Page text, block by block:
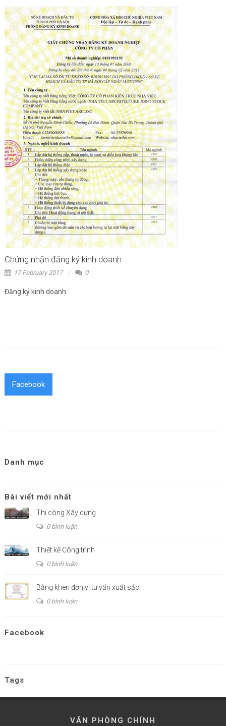
Chứng nhận đăng ký kinh doanh
17 February 2017 0
Đăng ký kinh doanh
Facebook
Danh mục
Bài viết mới nhất
Thi công Xây dựng
0 bình luận
Thiết kế Công trình
0 bình luận
Bằng khen đơn vị tư vấn xuất sắc
0 bình luận
Facebook
Tags
VĂN PHÒNG CHÍNH